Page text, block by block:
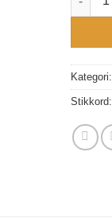
Kategori:
Stikkord: